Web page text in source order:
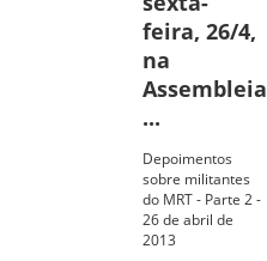
feira, 26/4,
na
Assembleia
...
Depoimentos
sobre militantes
do MRT - Parte 2 -
26 de abril de
2013